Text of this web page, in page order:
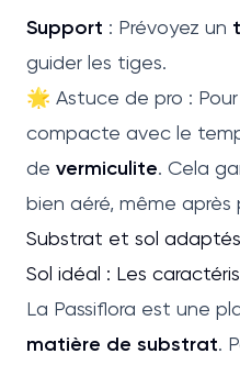
Support : Prévoyez un
guider les tiges.
🌟 Astuce de pro :
compacte avec le
de vermiculite. Cela
bien aéré, même après
Substrat et sol
Sol idéal : Les
La Passiflora est une
matière de substrat.